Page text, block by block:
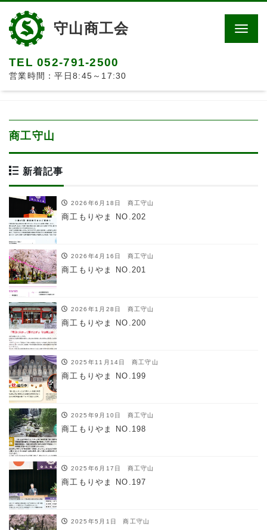
守山商工会
TEL 052-791-2500
営業時間：平日8:45～17:30
商工守山
新着記事
2026年6月18日 商工守山
商工もりやま NO.202
2026年4月16日 商工守山
商工もりやま NO.201
2026年1月28日 商工守山
商工もりやま NO.200
2025年11月14日 商工守山
商工もりやま NO.199
2025年9月10日 商工守山
商工もりやま NO.198
2025年6月17日 商工守山
商工もりやま NO.197
2025年5月1日 商工守山